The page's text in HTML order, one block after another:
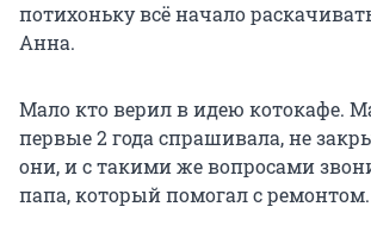
потихоньку всё начало
Анна.
Мало кто верил в идею котокафе.
первые 2 года спрашивала, не
они, и с такими же вопросами
папа, который помогал с ремонтом.